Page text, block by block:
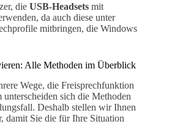
die USB-Headsets mit
da auch diese unter
mitbringen, die Windows
Alle Methoden im Überblick
Wege, die Freisprechfunktion
sich die Methoden
Deshalb stellen wir Ihnen
damit Sie die für Ihre Situation